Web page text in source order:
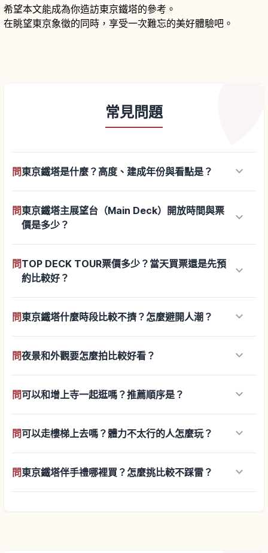
希望本文能成為你造訪東京鐵塔的參考。
在眺望東京象徵的同時，享受一次難忘的美好體驗吧。
常見問題
問東京鐵塔是什麼？高度、建成年份與看點是？ keyboard_arrow_down
問東京鐵塔主展望台（Main Deck）開放時間與票
價是多少？
keyboard_arrow_down
問TOP DECK TOUR票價多少？當天買票還是先預
約比較好？
keyboard_arrow_down
問東京鐵塔什麼時段比較不擠？怎麼避開人潮？ keyboard_arrow_down
問夜景和外觀要怎麼拍比較好看？ keyboard_arrow_down
問可以和增上寺一起逛嗎？推薦順序是？ keyboard_arrow_down
問可以走樓梯上去嗎？體力不太行的人怎麼玩？ keyboard_arrow_down
問東京鐵塔伴手禮哪裡買？怎麼挑比較不踩雷？ keyboard_arrow_down